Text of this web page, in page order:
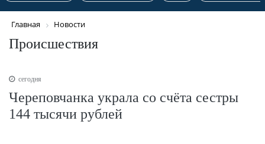
Главная Новости
Происшествия
сегодня
Череповчанка украла со счёта сестры
144 тысячи рублей